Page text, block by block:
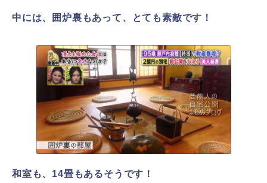
中には、囲炉裏もあって、とても素敵です！
和室も、14畳もあるそうです！